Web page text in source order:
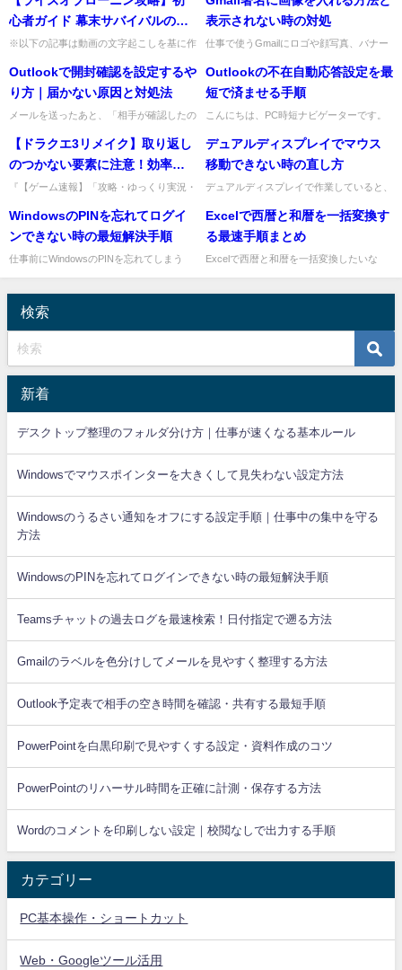
最強キャラ選び！【モンスト】
画では、イベント「秘...
ね。仕事中だと「どの...
心者ガイド 幕末サバイバルのた
めの9つの必須ポイント【Rise
※以下の記事は動画の文字起こしを基に作
正確で詳細な情報は上部の動画をご覧くだ
さい。中央の再生ボタンをク...
表示されない時の対処
仕事で使うGmailにロゴや顔写真、バナー
ったり、リンクが付けられなかったりする
と困りますよね。そんな...
Outlookで開封確認を設定するや
り方｜届かない原因と対処法
メールを送ったあと、「相手が確認したの
う」と感じることは多いですね。Outlook
の開封確認を使うと、...
Outlookの不在自動応答設定を最
短で済ませる手順
こんにちは、PC時短ナビゲーターです。
ときは、まず使っているOutlookの種類を
確認するのが最...
【ドラクエ3リメイク】取り返し
のつかない要素に注意！効率的
なプレイのための7つの重要ポイ
『【ゲーム速報】「攻略・ゆっくり実況・
steam・実況】』さんによる『【ドラクエ
3リメイク】ミ...
デュアルディスプレイでマウス
移動できない時の直し方
デュアルディスプレイで作業していると、
で動かしても反対側に行かない、といった
トラブルがありますよね。仕...
WindowsのPINを忘れてログイ
ンできない時の最短解決手順
仕事前にWindowsのPINを忘れてしまう
「PINを忘れた場合...
Excelで西暦と和暦を一括変換す
る最速手順まとめ
Excelで西暦と和暦を一括変換したいな
検索
新着
デスクトップ整理のフォルダ分け方｜仕事が速くなる基本ルール
Windowsでマウスポインターを大きくして見失わない設定方法
Windowsのうるさい通知をオフにする設定手順｜仕事中の集中を守る
方法
WindowsのPINを忘れてログインできない時の最短解決手順
Teamsチャットの過去ログを最速検索！日付指定で遡る方法
Gmailのラベルを色分けしてメールを見やすく整理する方法
Outlook予定表で相手の空き時間を確認・共有する最短手順
PowerPointを白黒印刷で見やすくする設定・資料作成のコツ
PowerPointのリハーサル時間を正確に計測・保存する方法
Wordのコメントを印刷しない設定｜校閲なしで出力する手順
カテゴリー
PC基本操作・ショートカット
Web・Googleツール活用